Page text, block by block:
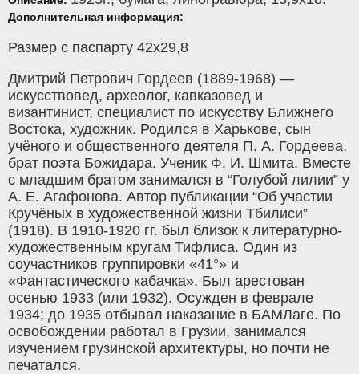
Дополнительная информация:
Размер с паспарту 42х29,8
Дмитрий Петрович Гордеев (1889-1968) —
искусствовед, археолог, кавказовед и
византинист, специалист по искусству Ближнего
Востока, художник. Родился в Харькове, сын
учёного и общественного деятеля П. А. Гордеева,
брат поэта Божидара. Ученик Ф. И. Шмита. Вместе
с младшим братом занимался в “Голубой лилии” у
А. Е. Агафонова. Автор публикации “Об участии
Кручёных в художественной жизни Тбилиси”
(1918). В 1910-1920 гг. был близок к литературно-
художественным кругам Тифлиса. Один из
соучастников группировки «41°» и
«Фантастического кабачка». Был арестован
осенью 1933 (или 1932). Осужден в феврале
1934; до 1935 отбывал наказание в БАМЛаге. По
освобождении работал в Грузии, занимался
изучением грузинской архитектуры, но почти не
печатался.